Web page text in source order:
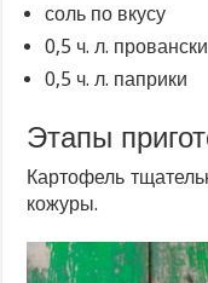
соль по вкусу
0,5 ч. л.
0,5 ч. л. паприки
Этапы
Картофель
кожуры.